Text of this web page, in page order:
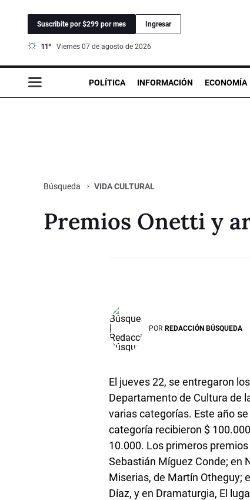
Suscribite por $299 por mes Ingresar
11° viernes 07 de agosto de 2026
POLÍTICA INFORMACIÓN ECONOMÍA
Búsqueda VIDA CULTURAL
Premios Onetti y
POR REDACCIÓN BÚSQUEDA
El jueves 22, se entregaron
Departamento de Cultura de
varias categorías. Este año
categoría recibieron $
10.000. Los primeros
Sebastián Míguez Conde; en
Miserias, de Martín Otheguy;
Díaz, y en Dramaturgia, El